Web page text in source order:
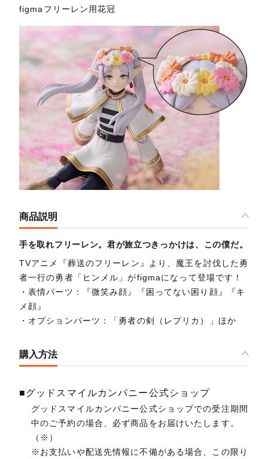
figmaフリーレン用花冠
商品説明
手を取れフリーレン。君が旅立つきっかけは、この僕だ。
TVアニメ『葬送のフリーレン』より、魔王を討伐した勇
者一行の勇者「ヒンメル」がfigmaになって登場です！
・表情パーツ：『微笑み顔』『困ってない困り顔』『キ
メ顔』
・オプションパーツ：「勇者の剣（レプリカ）」ほか
購入方法
■グッドスマイルカンパニー公式ショップ
グッドスマイルカンパニー公式ショップでの受注期間
中のご予約の場合、必ず商品をお届けいたします。
（※）
※お支払いや配送先情報に不備がある場合、この限り